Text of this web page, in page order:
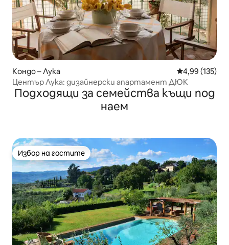
Кондо – Лука Средна
4,99 (135)
Център Лука: дизайнерски апартамент ДЮК
Подходящи за семейства къщи под
наем
Избор на гостите
Избор на гостите